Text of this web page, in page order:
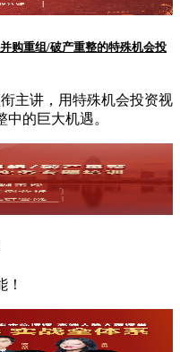
购重组/破产重整的特殊机会投
主讲，用特殊机会投资视
的巨大机遇。